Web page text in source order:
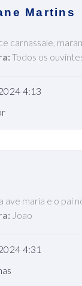
Martins
carnassale,
Todos os
4:13
ave maria e o pai
Joao
4:31